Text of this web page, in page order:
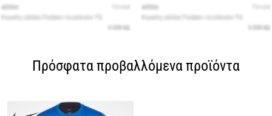
Πρόσφατα προβαλλόμενα προϊόντα